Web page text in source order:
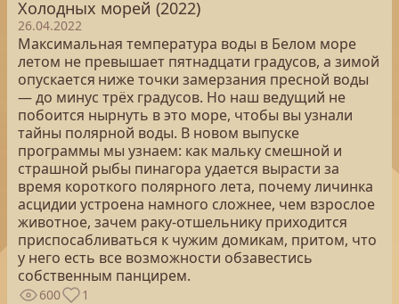
Холодных морей (2022)
26.04.2022
Максимальная температура воды в Белом море
летом не превышает пятнадцати градусов, а зимой
опускается ниже точки замерзания пресной воды
— до минус трёх градусов. Но наш ведущий не
побоится нырнуть в это море, чтобы вы узнали
тайны полярной воды. В новом выпуске
программы мы узнаем: как мальку смешной и
страшной рыбы пинагора удается вырасти за
время короткого полярного лета, почему личинка
асцидии устроена намного сложнее, чем взрослое
животное, зачем раку-отшельнику приходится
приспосабливаться к чужим домикам, притом, что
у него есть все возможности обзавестись
собственным панцирем.
600 1